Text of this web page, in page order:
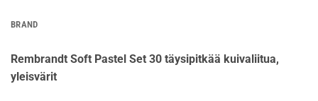
BRAND
Rembrandt Soft Pastel Set 30 täysipitkää kuivaliitua,
yleisvärit